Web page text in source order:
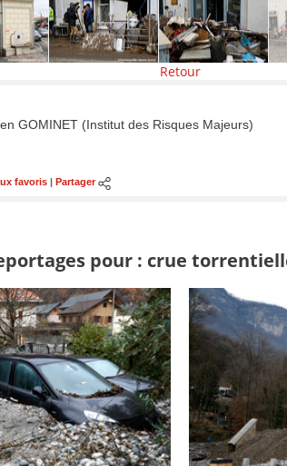
Retour
GOMINET (Institut des Risques Majeurs)
favoris Partager
pour : crue